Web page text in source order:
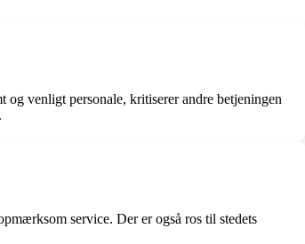
venligt personale, kritiserer andre betjeningen
service. Der er også ros til stedets